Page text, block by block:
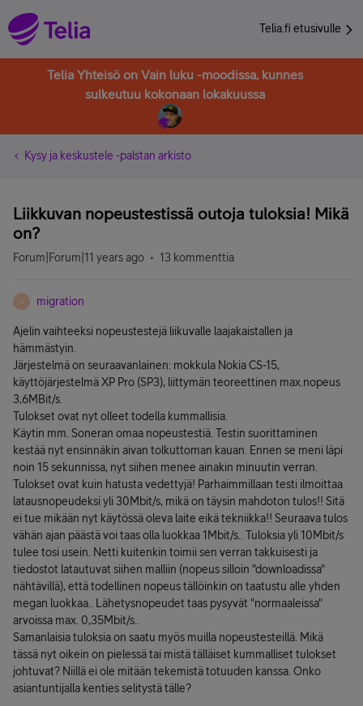
Telia.fi etusivulle
Telia Yhteisö on Vain luku -moodissa, kunnes
sulkeutuu kokonaan lokakuussa
Kysy ja keskustele -palstan arkisto
Liikkuvan nopeustestissä outoja tuloksia! Mikä
on?
Forum|Forum|11 years ago 13 kommenttia
M migration
Ajelin vaihteeksi nopeustestejä liikuvalle laajakaistallen ja
hämmästyin.
Järjestelmä on seuraavanlainen: mokkula Nokia CS-15,
käyttöjärjestelmä XP Pro (SP3), liittymän teoreettinen max.nopeus
3,6MBit/s.
Tulokset ovat nyt olleet todella kummallisia.
Käytin mm. Soneran omaa nopeustestiä. Testin suorittaminen
kestää nyt ensinnäkin aivan tolkuttoman kauan. Ennen se meni läpi
noin 15 sekunnissa, nyt siihen menee ainakin minuutin verran.
Tulokset ovat kuin hatusta vedettyjä! Parhaimmillaan testi ilmoittaa
latausnopeudeksi yli 30Mbit/s, mikä on täysin mahdoton tulos!! Sitä
ei tue mikään nyt käytössä oleva laite eikä tekniikka!! Seuraava tulos
vähän ajan päästä voi taas olla luokkaa 1Mbit/s.. Tuloksia yli 10Mbit/s
tulee tosi usein. Netti kuitenkin toimii sen verran takkuisesti ja
tiedostot latautuvat siihen malliin (nopeus silloin "downloadissa"
nähtävillä), että todellinen nopeus tällöinkin on taatustu alle yhden
megan luokkaa.. Lähetysnopeudet taas pysyvät "normaaleissa"
arvoissa max. 0,35Mbit/s..
Samanlaisia tuloksia on saatu myös muilla nopeustesteillä. Mikä
tässä nyt oikein on pielessä tai mistä tälläiset kummalliset tulokset
johtuvat? Niillä ei ole mitään tekemistä totuuden kanssa. Onko
asiantuntijalla kenties selitystä tälle?